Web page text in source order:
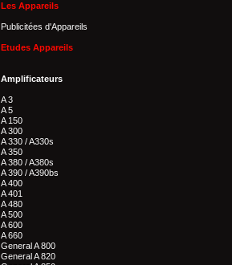
Les Appareils
Publicitées d'Appareils
Etudes Appareils
Amplificateurs
A 3
A 5
A 150
A 300
A 330 / A330s
A 350
A 380 / A380s
A 390 / A390bs
A 400
A 401
A 480
A 500
A 600
A 660
General A 800
General A 820